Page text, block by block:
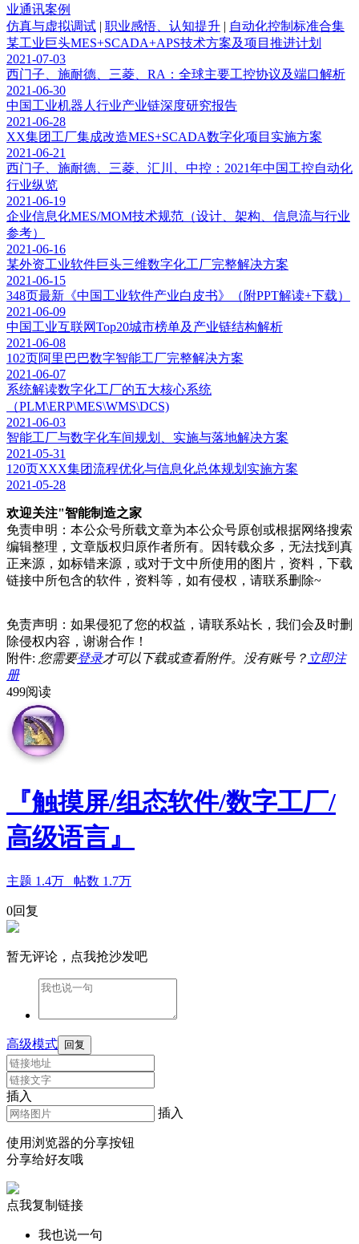
业通讯案例
仿真与虚拟调试 | 职业感悟、认知提升 | 自动化控制标准合集
某工业巨头MES+SCADA+APS技术方案及项目推进计划
2021-07-03
西门子、施耐德、三菱、RA：全球主要工控协议及端口解析
2021-06-30
中国工业机器人行业产业链深度研究报告
2021-06-28
XX集团工厂集成改造MES+SCADA数字化项目实施方案
2021-06-21
西门子、施耐德、三菱、汇川、中控：2021年中国工控自动化
行业纵览
2021-06-19
企业信息化MES/MOM技术规范（设计、架构、信息流与行业
参考）
2021-06-16
某外资工业软件巨头三维数字化工厂完整解决方案
2021-06-15
348页最新《中国工业软件产业白皮书》（附PPT解读+下载）
2021-06-09
中国工业互联网Top20城市榜单及产业链结构解析
2021-06-08
102页阿里巴巴数字智能工厂完整解决方案
2021-06-07
系统解读数字化工厂的五大核心系统
（PLM\ERP\MES\WMS\DCS)
2021-06-03
智能工厂与数字化车间规划、实施与落地解决方案
2021-05-31
120页XXX集团流程优化与信息化总体规划实施方案
2021-05-28
欢迎关注"智能制造之家
免责申明： 本公众号所载文章为本公众号原创或根据网络搜索
编辑整理，文章版权归原作者所有。
因转载众多，无法找到真
正来源，如标错来源，或对于文中所使用的图片，资料，下载
链接中所包含的软件，资料等，如有侵权，请联系删除~
免责声明：如果侵犯了您的权益，请联系站长，我们会及时删
除侵权内容，谢谢合作！
附件: 您需要登录才可以下载或查看附件。没有账号？ 立即注
册
499阅读
『触摸屏/组态软件/数字工厂/
高级语言』
主题 1.4万 帖数 1.7万
0回复
暂无评论，点我抢沙发吧
高级模式 回复
插入
插入
使用浏览器的分享按钮
分享给好友哦
点我复制链接
我也说一句